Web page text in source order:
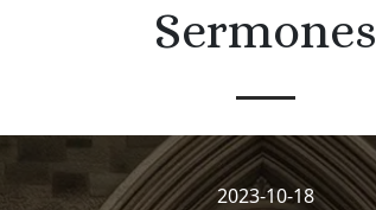
Sermones
2023-10-18